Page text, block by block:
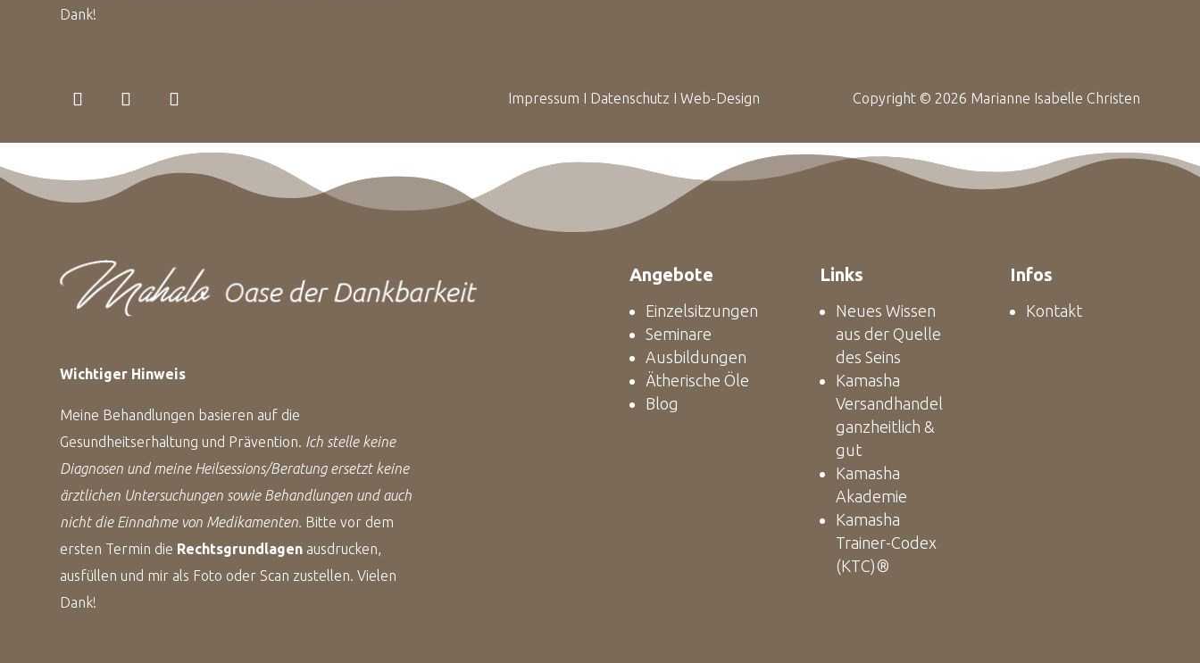
Dank!
Impressum I Datenschutz IWeb-Design Copyright © 2026 Marianne Isabelle Christen
Wichtiger Hinweis
Meine Behandlungen basieren auf die
Gesundheitserhaltung und Prävention. Ich stelle keine
Diagnosen und meine Heilsessions/Beratung ersetzt keine
ärztlichen Untersuchungen sowie Behandlungen und auch
nicht die Einnahme von Medikamenten. Bitte vor dem
ersten Termin die Rechtsgrundlagen ausdrucken,
ausfüllen und mir als Foto oder Scan zustellen. Vielen
Dank!
Angebote
Einzelsitzungen
Seminare
Ausbildungen
Ätherische Öle
Blog
Links
Neues Wissen
aus der Quelle
des Seins
Kamasha
Versandhandel
ganzheitlich &
gut
Kamasha
Akademie
Kamasha
Trainer-Codex
(KTC)®
Infos
Kontakt